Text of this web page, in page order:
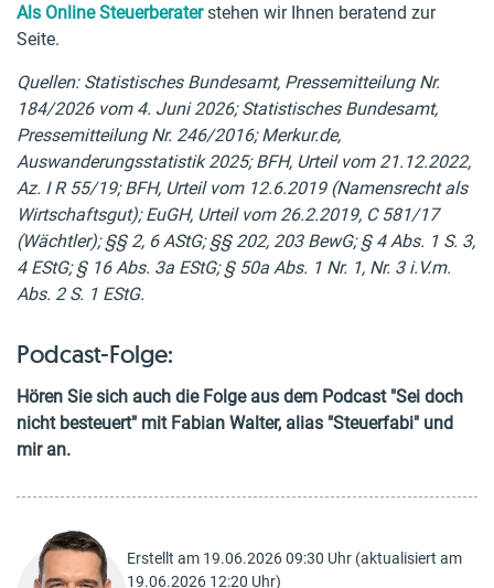
Als Online Steuerberaterstehen wir Ihnen beratend zur
Seite.
Quellen: Statistisches Bundesamt, Pressemitteilung Nr.
184/2026 vom 4. Juni 2026; Statistisches Bundesamt,
Pressemitteilung Nr. 246/2016; Merkur.de,
Auswanderungsstatistik 2025; BFH, Urteil vom 21.12.2022,
Az. I R 55/19; BFH, Urteil vom 12.6.2019 (Namensrecht als
Wirtschaftsgut); EuGH, Urteil vom 26.2.2019, C 581/17
(Wächtler); §§ 2, 6 AStG; §§ 202, 203 BewG; § 4 Abs. 1 S. 3,
4 EStG; § 16 Abs. 3a EStG; § 50a Abs. 1 Nr. 1, Nr. 3 i.V.m.
Abs. 2 S. 1 EStG.
Podcast-Folge:
Hören Sie sich auch die Folge aus dem Podcast "Sei doch
nicht besteuert" mit Fabian Walter, alias "Steuerfabi" und
mir an.
Erstellt am 19.06.2026 09:30 Uhr (aktualisiert am
19.06.2026 12:20 Uhr)